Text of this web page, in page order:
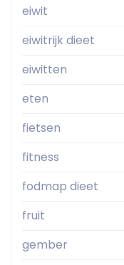
eiwit
eiwitrijk dieet
eiwitten
eten
fietsen
fitness
fodmap dieet
fruit
gember